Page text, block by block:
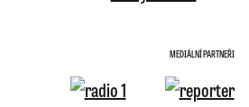
MEDIÁLNÍ PARTNEŘI